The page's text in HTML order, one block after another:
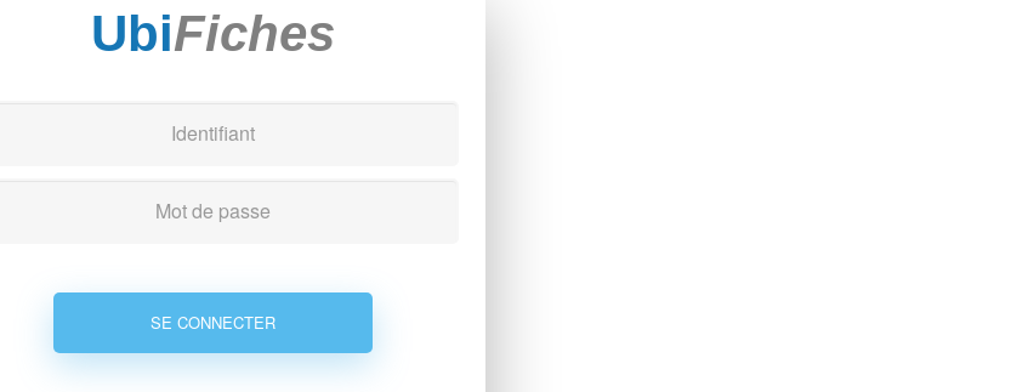
UbiFiches